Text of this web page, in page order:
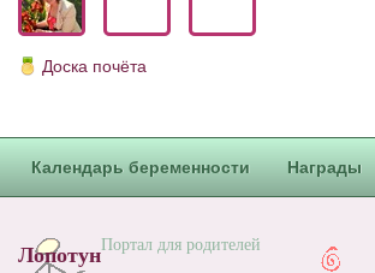
Доска почёта
Календарь беременности Награды
ЛопотунПортал для родителей